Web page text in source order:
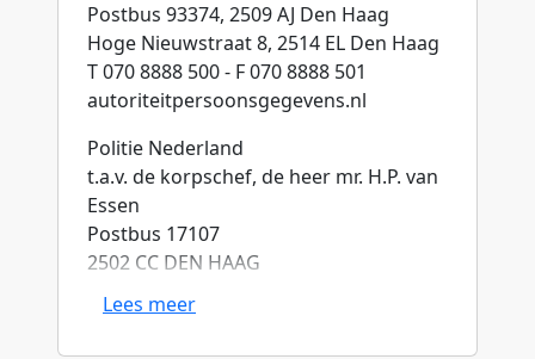
Postbus 93374, 2509 AJ Den Haag
Hoge Nieuwstraat 8, 2514 EL Den Haag
T 070 8888 500 - F 070 8888 501
autoriteitpersoonsgegevens.nl
Politie Nederland
t.a.v. de korpschef, de heer mr. H.P. van
Essen
Postbus 17107
2502 CC DEN HAAG
Contactpersoon
Lees meer